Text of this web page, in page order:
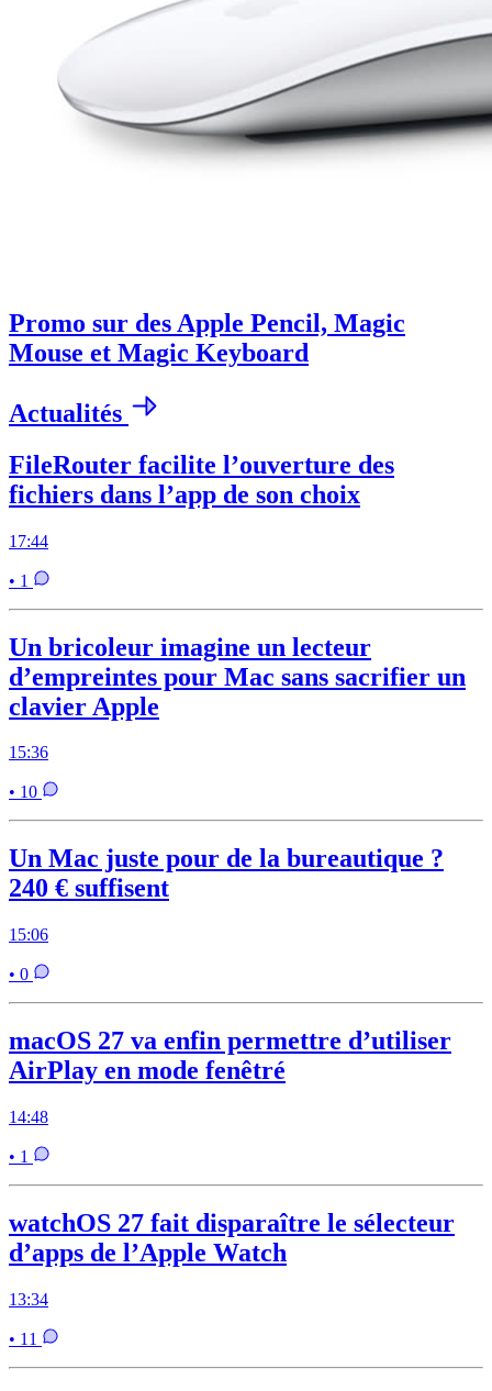
Promo sur des Apple Pencil, Magic
Mouse et Magic Keyboard
Actualités
FileRouter facilite l’ouverture des
fichiers dans l’app de son choix
17:44
• 1
Un bricoleur imagine un lecteur
d’empreintes pour Mac sans sacrifier un
clavier Apple
15:36
• 10
Un Mac juste pour de la bureautique ?
240 € suffisent
15:06
• 0
macOS 27 va enfin permettre d’utiliser
AirPlay en mode fenêtré
14:48
• 1
watchOS 27 fait disparaître le sélecteur
d’apps de l’Apple Watch
13:34
• 11